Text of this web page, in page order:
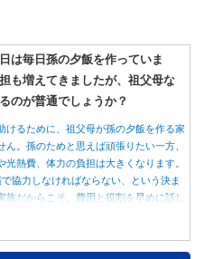
は毎日孫の夕飯を作っていま
も増えてきましたが、祖父母な
のが普通でしょうか？
けるために、祖父母が孫の夕飯を作る家
ん。孫のためと思えば頑張りたい一方、
光熱費、体力の負担は大きくなります。
協力しなければならない、という決ま
族だからこそ、費用と役割を早めに話し